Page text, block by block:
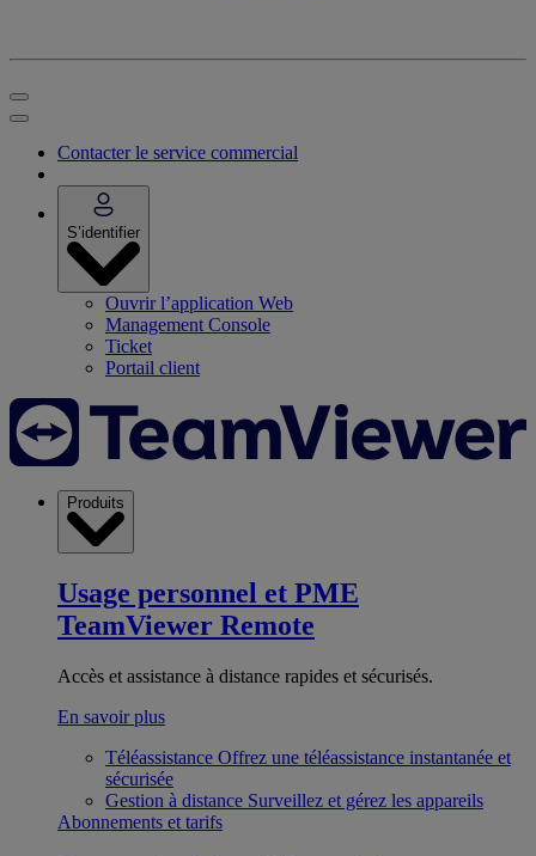
Contacter le service commercial
S’identifier
Ouvrir l’application Web
Management Console
Ticket
Portail client
Produits
Usage personnel et PME
TeamViewer Remote
Accès et assistance à distance rapides et sécurisés.
En savoir plus
Téléassistance Offrez une téléassistance instantanée et
sécurisée
Gestion à distance Surveillez et gérez les appareils
Abonnements et tarifs